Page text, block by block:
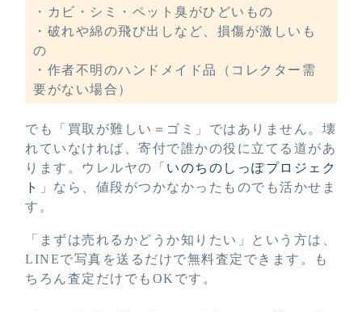
・カビ・シミ・ペット臭がひどいもの
・破れや綿の飛び出しなど、損傷が激しいも
の
・作者不明のハンドメイド品（コレクター需
要がない場合）
でも「買取が難しい＝ゴミ」ではありません。壊
れていなければ、寄付で誰かの役に立てる道があ
ります。ウレルヤの「 いのちのしっぽプロジェク
ト
」なら、値段がつかなかったものでも活かせま
す。
「まずは売れるかどうか知りたい」という方は、
LINEで写真を送るだけで無料査定できます。も
ちろん査定だけでもOKです。